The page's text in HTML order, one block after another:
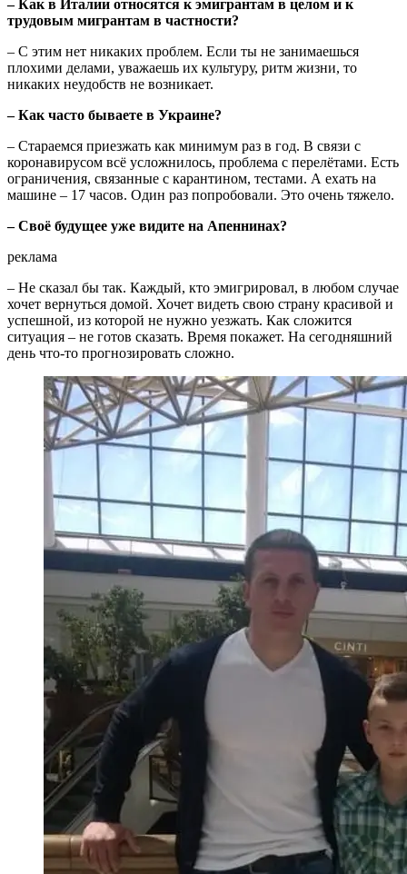
– Как в Италии относятся к эмигрантам в целом и к
трудовым мигрантам в частности?
– С этим нет никаких проблем. Если ты не занимаешься
плохими делами, уважаешь их культуру, ритм жизни, то
никаких неудобств не возникает.
– Как часто бываете в Украине?
– Стараемся приезжать как минимум раз в год. В связи с
коронавирусом всё усложнилось, проблема с перелётами. Есть
ограничения, связанные с карантином, тестами. А ехать на
машине – 17 часов. Один раз попробовали. Это очень тяжело.
– Своё будущее уже видите на Апеннинах?
реклама
– Не сказал бы так. Каждый, кто эмигрировал, в любом случае
хочет вернуться домой. Хочет видеть свою страну красивой и
успешной, из которой не нужно уезжать. Как сложится
ситуация – не готов сказать. Время покажет. На сегодняшний
день что-то прогнозировать сложно.